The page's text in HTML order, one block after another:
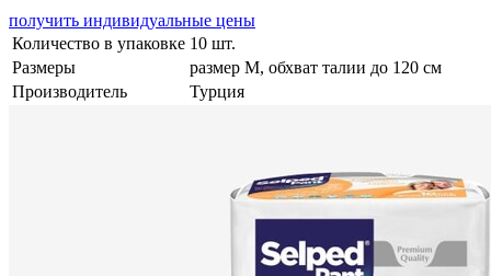
получить индивидуальные цены
Количество в упаковке 10 шт.
Размеры
размер M, обхват талии до 120 см
Производитель
Турция